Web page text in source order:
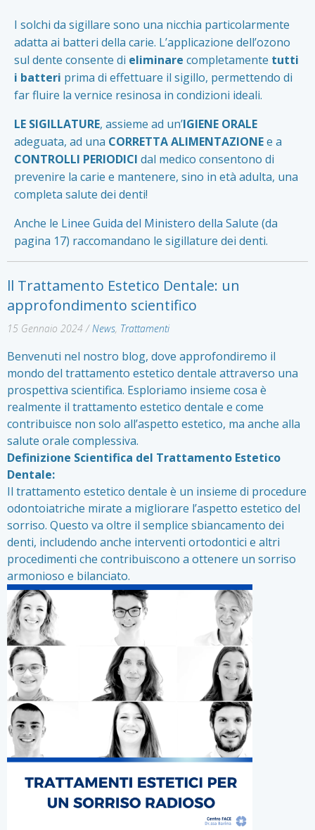
I solchi da sigillare sono una nicchia particolarmente
adatta ai batteri della carie. L’applicazione dell’ozono
sul dente consente di eliminare completamente tutti
i batteri prima di effettuare il sigillo, permettendo di
far fluire la vernice resinosa in condizioni ideali.
LE SIGILLATURE, assieme ad un’IGIENE ORALE
adeguata, ad una CORRETTA ALIMENTAZIONEe a
CONTROLLI PERIODICI dal medico consentono di
prevenire la carie e mantenere, sino in età adulta, una
completa salute dei denti!
Anche le Linee Guida del Ministero della Salute (da
pagina 17) raccomandano le sigillature dei denti.
ll Trattamento Estetico Dentale: un
approfondimento scientifico
15 Gennaio 2024/News, Trattamenti
Benvenuti nel nostro blog, dove approfondiremo il
mondo del trattamento estetico dentale attraverso una
prospettiva scientifica. Esploriamo insieme cosa è
realmente il trattamento estetico dentale e come
contribuisce non solo all’aspetto estetico, ma anche alla
salute orale complessiva.
Definizione Scientifica del Trattamento Estetico
Dentale:
Il trattamento estetico dentale è un insieme di procedure
odontoiatriche mirate a migliorare l’aspetto estetico del
sorriso. Questo va oltre il semplice sbiancamento dei
denti, includendo anche interventi ortodontici e altri
procedimenti che contribuiscono a ottenere un sorriso
armonioso e bilanciato.